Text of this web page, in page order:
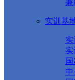
兼
实训基